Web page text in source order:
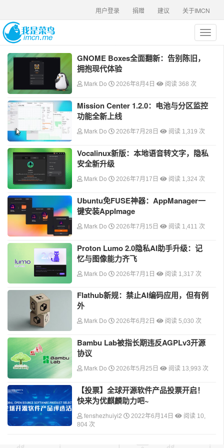
关于IMCN
建议
捐赠
用户登录
T
o
a
t
GNOME Boxes全面翻新：告别陈旧，
拥抱现代体验
Mark Do 2026年8月4日 阅读 368 次
Mission Center 1.2.0：电池与分区监控
功能全新上线
Mark Do 2026年7月28日 阅读 1,319 次
Vocalinux新版：本地语音转文字，隐私
安全新升级
Mark Do 2026年7月17日 阅读 1,324 次
Ubuntu免FUSE神器：AppManager一
键安装AppImage
Mark Do 2026年7月15日 阅读 1,411 次
Proton Lumo 2.0隐私AI助手升级：记
忆与图像能力齐飞
Mark Do 2026年7月1日 阅读 1,317 次
Flathub新规：禁止AI编码应用，但有例
外
Mark Do 2026年6月2日 阅读 5,030 次
Bambu Lab被指长期违反AGPLv3开源
协议
Mark Do 2026年5月25日 阅读 13,993 次
【投票】全球开源软件产品投票开启！
快来为优麒麟助力吧~
fenshezhuiyi2 2022年6月14日
阅读 10,
804 次